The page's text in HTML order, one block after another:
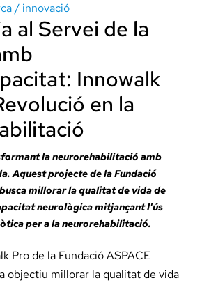
La
Àmbit
/ innovació
al Servei de la
Innowalk
en la
la neurorehabilitació amb
Aquest projecte de la Fundació
millorar la qualitat de vida de
neurològica mitjançant l'ús
per a la neurorehabilitació.
Pro de la Fundació ASPACE
objectiu millorar la qualitat de vida